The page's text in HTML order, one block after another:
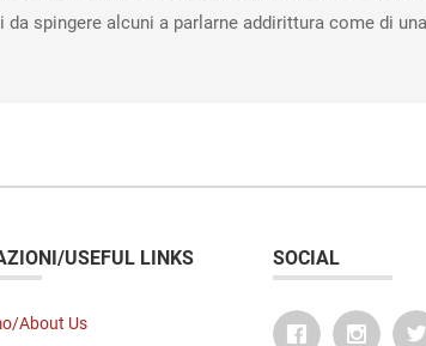
spingere alcuni a parlarne addirittura come di
USEFUL LINKS
About Us
SOCIAL